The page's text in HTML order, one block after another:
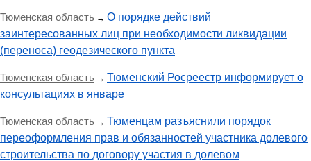
Тюменская область → О порядке действий
заинтересованных лиц при необходимости ликвидации
(переноса) геодезического пункта
Тюменская область → Тюменский Росреестр информирует о
консультациях в январе
Тюменская область → Тюменцам разъяснили порядок
переоформления прав и обязанностей участника долевого
строительства по договору участия в долевом